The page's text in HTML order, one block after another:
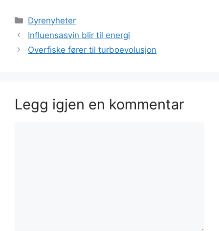
Kategorier
Dyrenyheter
Influensasvin blir til energi
Overfiske fører til turboevolusjon
Legg igjen en kommentar